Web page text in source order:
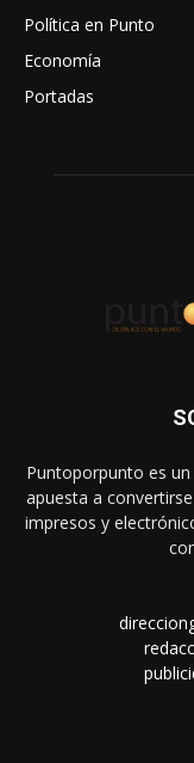
Política en Punto
Economía
Portadas
Puntoporpunto es
apuesta a
impresos y